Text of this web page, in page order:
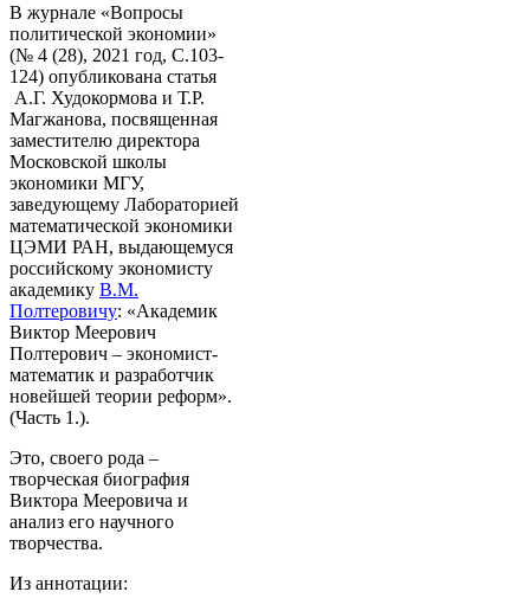
В журнале «Вопросы
политической экономии»
(№ 4 (28), 2021 год, С.103-
124) опубликована статья
А.Г. Худокормова и Т.Р.
Магжанова, посвященная
заместителю директора
Московской школы
экономики МГУ,
заведующему Лабораторией
математической экономики
ЦЭМИ РАН, выдающемуся
российскому экономисту
академику В.М.
Полтеровичу: «Академик
Виктор Меерович
Полтерович – экономист-
математик и разработчик
новейшей теории реформ».
(Часть 1.).
Это, своего рода –
творческая биография
Виктора Мееровича и
анализ его научного
творчества.
Из аннотации: